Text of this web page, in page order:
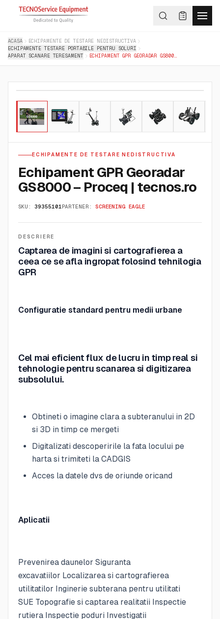
ACASA
ECHIPAMENTE DE TESTARE NEDISTRUCTIVA
ECHIPAMENTE TESTARE PORTABILE PENTRU SOLURI
APARAT SCANARE TERESAMENT
ECHIPAMENTE DE TESTARE NEDISTRUCTIVA
Echipament GPR Georadar
GS8000 – Proceq | tecnos.ro
SKU: 39355101 PARTENER: SCREENING EAGLE
DESCRIERE
Captarea de imagini si cartografierea a
ceea ce se afla ingropat folosind tehnilogia
GPR
Configuratie standard pentru medii urbane
Cel mai eficient flux de lucru in timp real si
tehnologie pentru scanarea si digitizarea
subsolului.
Obtineti o imagine clara a subteranului in 2D
si 3D in timp ce mergeti
Digitalizati descoperirile la fata locului pe
harta si trimiteti la CADGIS
Acces la datele dvs de oriunde oricand
Aplicatii
Prevenirea daunelor Siguranta
excavatiilor Localizarea si cartografierea
utilitatilor Inginerie subterana pentru utilitati
SUE Topografie si captarea realitatii Inspectie
rutiera Inspectie poduri Investigatii